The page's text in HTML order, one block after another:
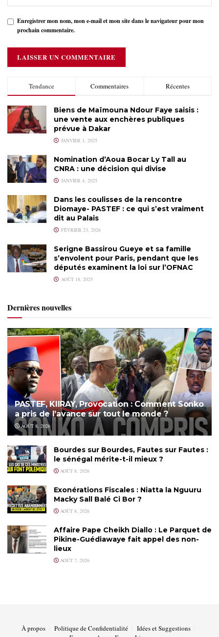
Enregistrer mon nom, mon e-mail et mon site dans le navigateur pour mon
prochain commentaire.
Tendance Commentaires Récentes
Biens de Maïmouna Ndour Faye saisis :
une vente aux enchères publiques
prévue à Dakar
JANVIER 1, 2025
Nomination d’Aoua Bocar Ly Tall au
CNRA : une décision qui divise
JANVIER 4, 2025
Dans les coulisses de la rencontre
Diomaye- PASTEF : ce qui s’est vraiment
dit au Palais
FÉVRIER 23, 2026
Serigne Bassirou Gueye et sa famille
s’envolent pour Paris, pendant que les
députés examinent la loi sur l’OFNAC
AOÛT 18, 2025
Dernières nouvelles
PASTEF, KIIRAY, Provocation : Comment Sonko
a pris de l’avance sur tout le monde ?
AOÛT 8, 2026
Bourdes sur Bourdes, Fautes sur Fautes :
le sénégal mérite-t-il mieux ?
AOÛT 8, 2026
Exonérations Fiscales : Niatta la Nguuru
Macky Sall Balé Ci Bor ?
AOÛT 8, 2026
Affaire Pape Cheikh Diallo : Le Parquet de
Pikine-Guédiawaye fait appel des non-
lieux
AOÛT 7, 2026
À propos Politique de Confidentialité
Idées et Suggestions